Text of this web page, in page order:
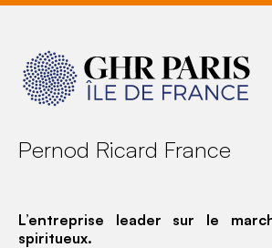
Pernod Ricard France
L’entreprise leader sur le
spiritueux.